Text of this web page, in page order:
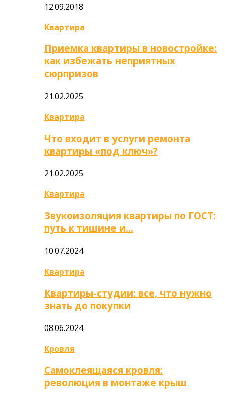
12.09.2018
Квартира
Приемка квартиры в новостройке:
как избежать неприятных
сюрпризов
21.02.2025
Квартира
Что входит в услуги ремонта
квартиры «под ключ»?
21.02.2025
Квартира
Звукоизоляция квартиры по ГОСТ:
путь к тишине и…
10.07.2024
Квартира
Квартиры-студии: все, что нужно
знать до покупки
08.06.2024
Кровля
Самоклеящаяся кровля:
революция в монтаже крыш